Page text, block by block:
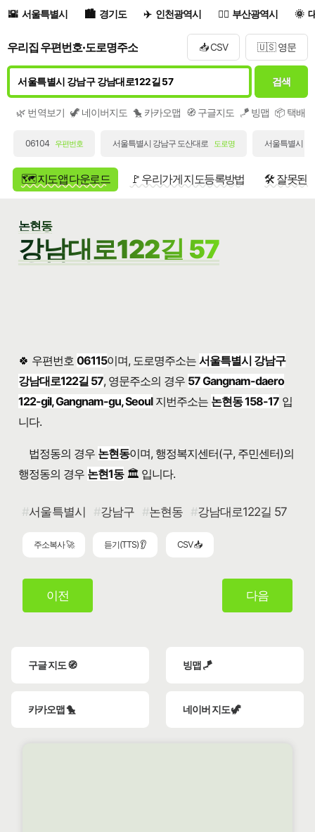
서울특별시 경기도 인천광역시 부산광역시
우리집 우편번호·도로명주소 📥 CSV 🇺🇸 영문
검색
🌿 번역보기 🦖 네이버지도 🐤 카카오맵 🧭 구글지도 🪁 빙맵 📦 택배/
06104 우편번호 서울특별시 강남구 도산대로 도로명 서울특별시
🗺️ 지도앱 다운로드 🚩 우리가게 지도등록방법 🛠️ 잘못된
논현동
강남대로122길 57
🍀 우편번호 06115이며, 도로명주소는서울특별시 강남구
강남대로122길 57, 영문주소의 경우 57 Gangnam-daero
122-gil, Gangnam-gu, Seoul지번주소는 논현동 158-17 입
니다.
법정동의 경우 논현동이며, 행정복지센터(구, 주민센터)의
행정동의 경우 논현1동🏛️ 입니다.
서울특별시 강남구 논현동 강남대로122길 57
주소복사 🚀 듣기(TTS) 👂 CSV 📥
이전 다음
구글 지도 🧭 빙맵 🪁
카카오맵 🐤 네이버 지도 🦖